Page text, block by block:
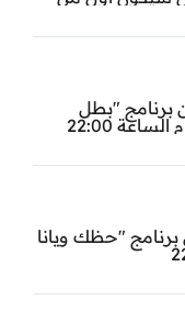
تابعوا الحلقة الأولى الساعة 22:00 على قناة
برنامج "بطل
22:00
"حظك ويانا